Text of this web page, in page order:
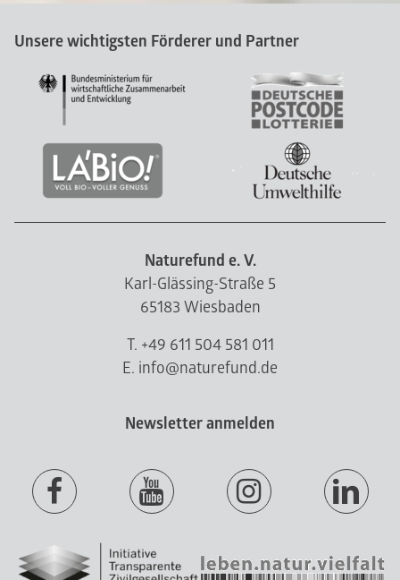
Unsere wichtigsten Förderer und Partner
Naturefund e. V.
Karl-Glässing-Straße 5
65183 Wiesbaden
T. +49 611 504 581 011
E. info@naturefund.de
Newsletter anmelden